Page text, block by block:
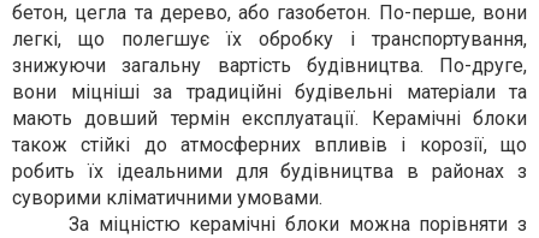
бетон, цегла та дерево, або газобетон. По-перше, вони
легкі, що полегшує їх обробку і транспортування,
знижуючи загальну вартість будівництва. По-друге,
вони міцніші за традиційні будівельні матеріали та
мають довший термін експлуатації. Керамічні блоки
також стійкі до атмосферних впливів і корозії, що
робить їх ідеальними для будівництва в районах з
суворими кліматичними умовами.
За міцністю керамічні блоки можна порівняти з